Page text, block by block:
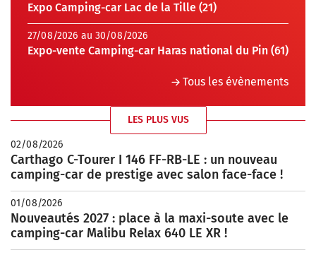
Expo Camping-car Lac de la Tille (21)
27/08/2026 au 30/08/2026
Expo-vente Camping-car Haras national du Pin (61)
Tous les évènements
LES PLUS VUS
02/08/2026
Carthago C-Tourer I 146 FF-RB-LE : un nouveau
camping-car de prestige avec salon face-face !
01/08/2026
Nouveautés 2027 : place à la maxi-soute avec le
camping-car Malibu Relax 640 LE XR !